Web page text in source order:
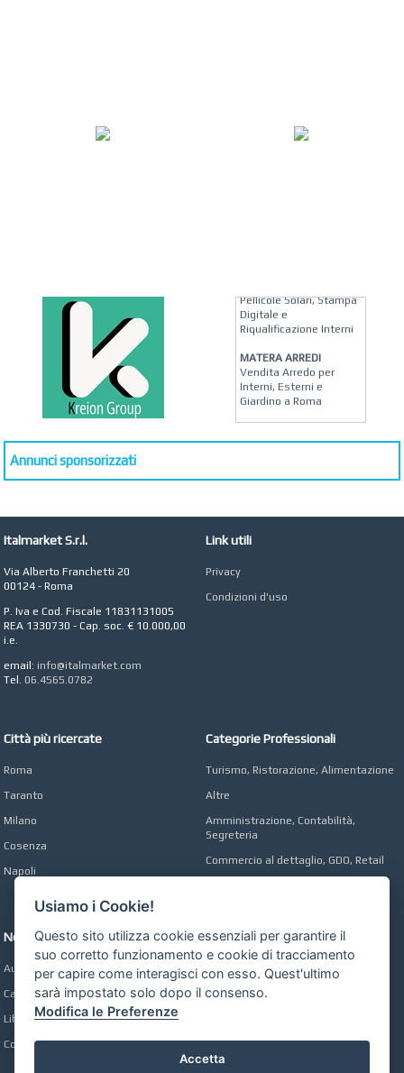
Pellicole Solari, Stampa
Digitale e
Riqualificazione Interni
MATERA ARREDI
Vendita Arredo per
Interni, Esterni e
Giardino a Roma
Antonella Micci,
AZIENDA AGRICOLA DI
Azienda Agricola a
Digital marketing e Web
Annunci sponsorizzati
Italmarket S.r.l.
Via Alberto Franchetti 20
00124 - Roma
P. Iva e Cod. Fiscale 11831131005
REA 1330730 - Cap. soc. € 10.000,00
i.e.
email: info@italmarket.com
Tel. 06.4565.0782
Link utili
Privacy
Condizioni d'uso
Città più ricercate
Roma
Taranto
Milano
Cosenza
Napoli
Categorie Professionali
Turismo, Ristorazione, Alimentazione
Altre
Amministrazione, Contabilità,
Segreteria
Commercio al dettaglio, GDO, Retail
Network
Automobili Online
Case Online
Libri Online
Compravendita
Usiamo i Cookie!
Questo sito utilizza cookie essenziali per garantire il
suo corretto funzionamento e cookie di tracciamento
per capire come interagisci con esso. Quest'ultimo
sarà impostato solo dopo il consenso.
Modifica le Preferenze
Accetta